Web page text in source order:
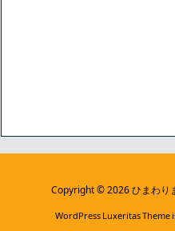
Copyright ©2026 ひまわり
WordPress Luxeritas Theme